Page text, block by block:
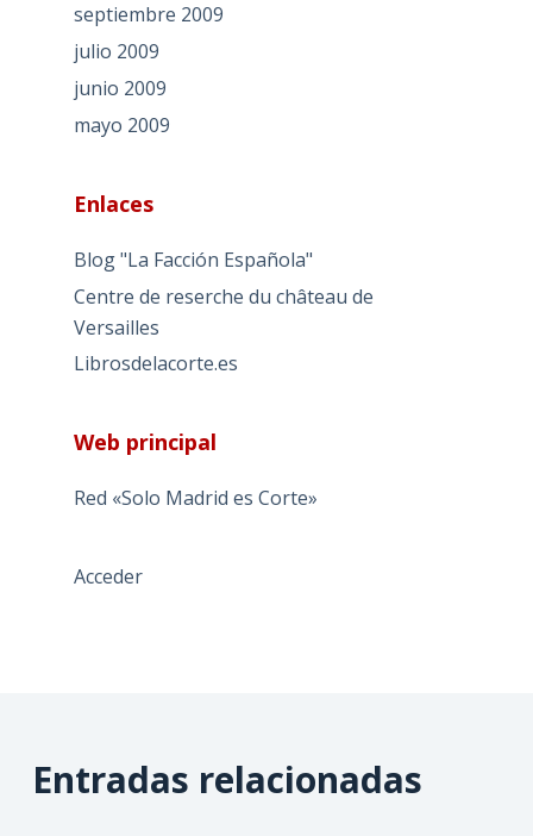
septiembre 2009
julio 2009
junio 2009
mayo 2009
Enlaces
Blog "La Facción Española"
Centre de reserche du château de
Versailles
Librosdelacorte.es
Web principal
Red «Solo Madrid es Corte»
Acceder
Entradas relacionadas